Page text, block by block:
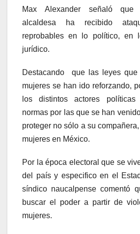
Max Alexander señaló que
alcaldesa ha recibido
reprobables en lo político,
jurídico.
Destacando que las leyes
mujeres se han ido reforzando,
los distintos actores
normas por las que se han
proteger no sólo a su
mujeres en México.
Por la época electoral que se
del país y especifico en el
síndico naucalpense comentó
buscar el poder a partir de
mujeres.